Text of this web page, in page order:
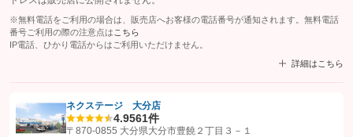
※無料電話をご利用の場合は、販売店へお客様の電話番号が通知されます。無料電話
番号ご利用の際の注意点は こちら
IP電話、ひかり電話からはご利用いただけません。
詳細はこちら
【STEP1】認証画面でグーネットを友だち追加してから「許可する」ボタンを押
ネクステージ 大分店
4.9561件
〒870-0855 大分県大分市豊饒２丁目３－１